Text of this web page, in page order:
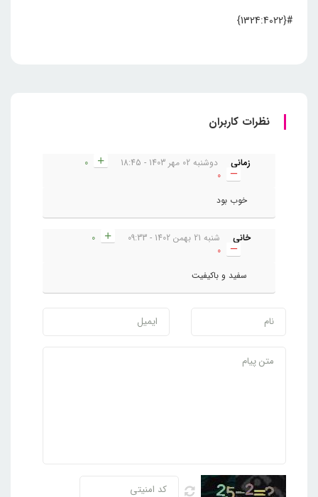
#{1324:4022}
نظرات کاربران
زمانی دوشنبه 02 مهر 1403 - 18:45
خوب بود
خانی شنبه 21 بهمن 1402 - 09:33
سفید و باکیفیت